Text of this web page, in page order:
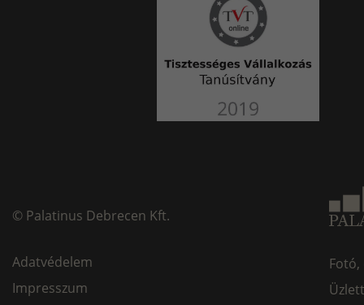
© Palatinus Debrecen Kft.
Adatvédelem
Impresszum
Fotó,